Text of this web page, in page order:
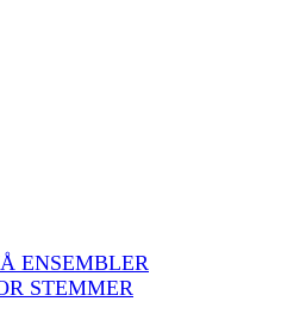
ENSEMBLER
STEMMER